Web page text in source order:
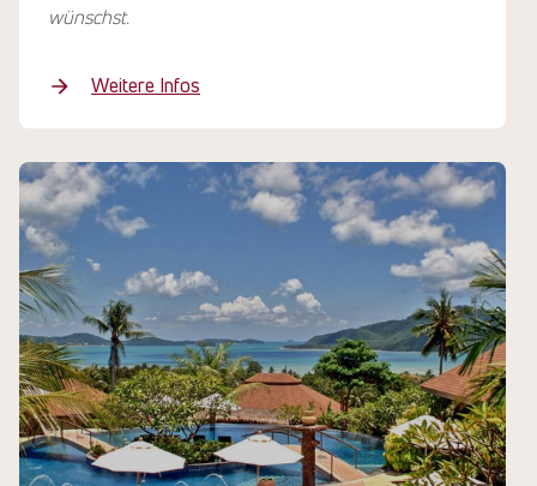
wünschst.
Weitere Infos